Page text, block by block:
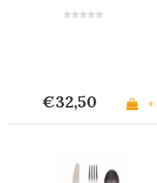
€32,50 +